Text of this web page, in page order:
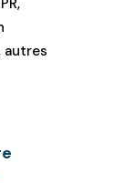
autres